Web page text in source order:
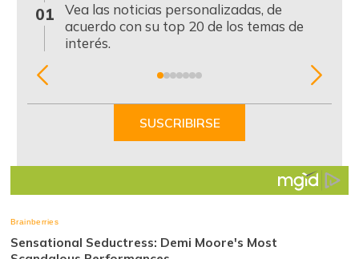
01
Vea las noticias personalizadas, de
acuerdo con su top 20 de los temas de
interés.
Item
SUSCRIBIRSE